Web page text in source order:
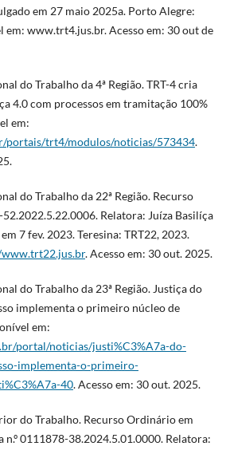
em 27 maio 2025a. Porto Alegre:
em: www.trt4.jus.br. Acesso em: 30 out de
do Trabalho da 4ª Região. TRT-4 cria
4.0 com processos em tramitação 100%
em:
portais/trt4/modulos/noticias/573434.
do Trabalho da 22ª Região. Recurso
Relatora: Juíza Basilíça
7 fev. 2023. Teresina: TRT22, 2023.
. Acesso em: 30 out. 2025.
do Trabalho da 23ª Região. Justiça do
implementa o primeiro núcleo de
em:
portal/noticias/justi%C3%A7a-do-
implementa-o-primeiro-
40. Acesso em: 30 out. 2025.
do Trabalho. Recurso Ordinário em
n.º 0111878-38.2024.5.01.0000. Relatora: